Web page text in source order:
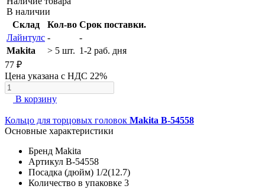
В наличии
Склад
Кол-во Срок поставки.
Лайнтулс -
-
Makita
> 5 шт. 1-2 раб. дня
77 ₽
Цена указана с НДС 22%
В корзину
Кольцо для торцовых головок Makita B-54558
Основные характеристики
Бренд Makita
Артикул B-54558
Посадка (дюйм) 1/2(12.7)
Количество в упаковке 3